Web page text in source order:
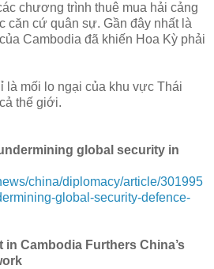
chương trình thuê mua hải cảng
căn cứ quân sự. Gần đây nhất là
Cambodia đã khiến Hoa Kỳ phải
là mối lo ngại của khu vực Thái
thế giới.
global security in
china/diplomacy/article/301995
global-security-defence-
in Cambodia Furthers China’s